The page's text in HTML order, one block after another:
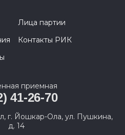
Лица партии
Контакты РИК
приемная
41-26-70
г. Йошкар-Ола, ул. Пушкина,
д. 14